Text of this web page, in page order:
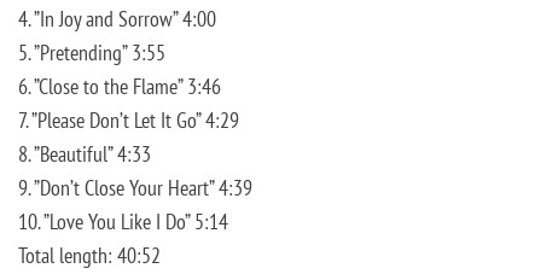
4. ”In Joy and Sorrow” 4:00
5. ”Pretending” 3:55
6. ”Close to the Flame” 3:46
7. ”Please Don’t Let It Go” 4:29
8. ”Beautiful” 4:33
9. ”Don’t Close Your Heart” 4:39
10. ”Love You Like I Do” 5:14
Total length: 40:52